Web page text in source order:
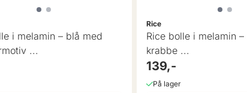
i melamin – blå med
...
Rice
Rice bolle i melamin
krabbe ...
139,-
På lager